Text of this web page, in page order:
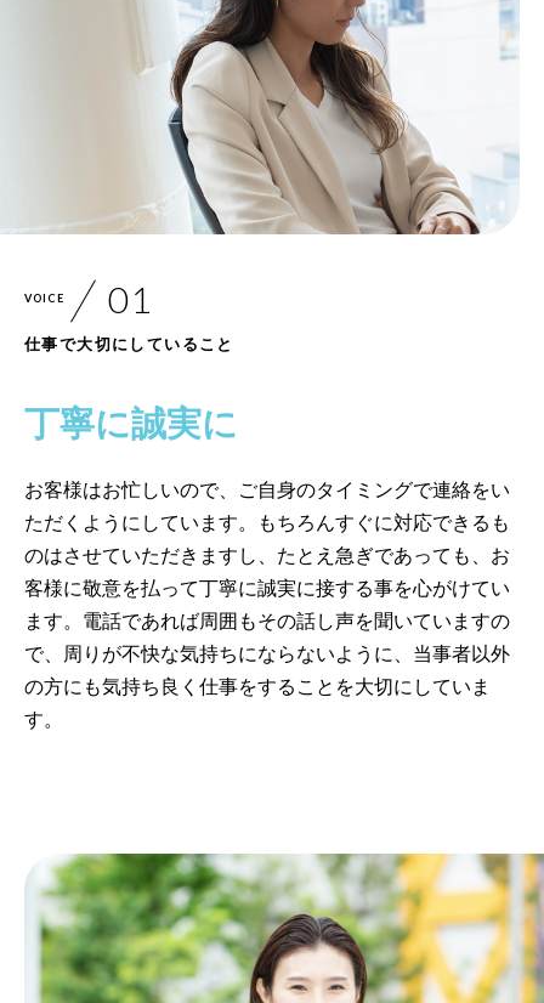
VOICE
仕事で大切にしていること
丁寧に誠実に
お客様はお忙しいので、ご自身のタイミングで連絡をい
ただくようにしています。もちろんすぐに対応できるも
のはさせていただきますし、たとえ急ぎであっても、お
客様に敬意を払って丁寧に誠実に接する事を心がけてい
ます。電話であれば周囲もその話し声を聞いていますの
で、周りが不快な気持ちにならないように、当事者以外
の方にも気持ち良く仕事をすることを大切にしていま
す。